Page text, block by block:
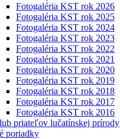
Fotogaléria KST rok 2026
Fotogaléria KST rok 2025
Fotogaléria KST rok 2024
Fotogaléria KST rok 2023
Fotogaléria KST rok 2022
Fotogaléria KST rok 2021
Fotogaléria KST rok 2020
Fotogaléria KST rok 2019
Fotogaléria KST rok 2018
Fotogaléria KST rok 2017
Fotogaléria KST rok 2016
priateľov lučatínskej prírody
poriadky